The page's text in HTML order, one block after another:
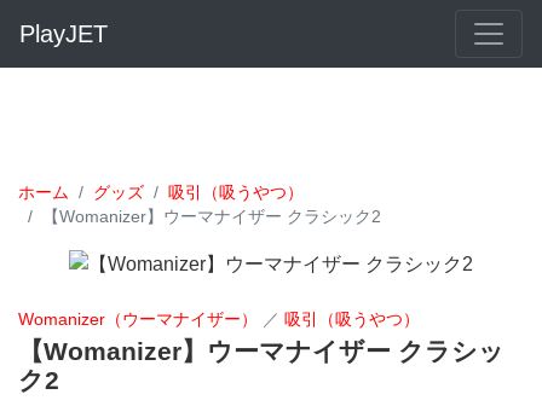
PlayJET
ホーム グッズ
吸引（吸うやつ）
【Womanizer】ウーマナイザー クラシック2
Womanizer（ウーマナイザー） ／ 吸引（吸うやつ）
【Womanizer】ウーマナイザー クラシッ
ク2